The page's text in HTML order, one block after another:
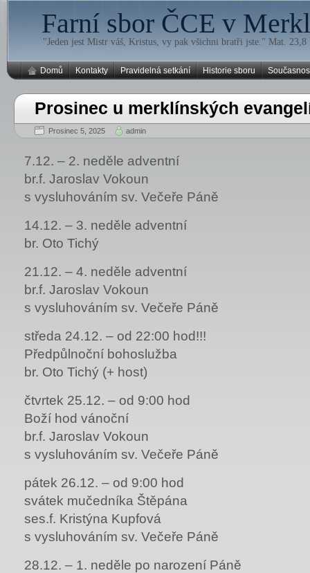
Farní sbor ČCE v
"Jeden jest Mistr váš, Kristus, vy pak všichni bratři jste." Mat. 23,8
Domů Kontakty Pravidelná setkání Historie sboru
Prosinec u merklínských
Prosinec 5, 2025 admin
7.12. – 2. neděle adventní
br.f. Jaroslav Vokoun
s vysluhováním sv. Večeře Páně
14.12. – 3. neděle adventní
br. Oto Tichý
21.12. – 4. neděle adventní
br.f. Jaroslav Vokoun
s vysluhováním sv. Večeře Páně
středa 24.12. – od 22:00 hod!!!
Předpůlnoční bohoslužba
br. Oto Tichý (+ host)
čtvrtek 25.12. – od 9:00 hod
Boží hod vánoční
br.f. Jaroslav Vokoun
s vysluhováním sv. Večeře Páně
pátek 26.12. – od 9:00 hod
svátek mučedníka Štěpána
ses.f. Kristýna Kupfová
s vysluhováním sv. Večeře Páně
28.12. – 1. neděle po narození Páně